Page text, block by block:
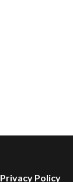
Privacy Policy